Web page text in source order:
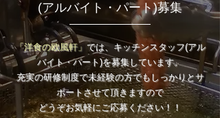
(アルバイト・パート)募集
「洋食の欧風軒」 では、キッチンスタッフ(アル
バイト・パート)を募集しています。
充実の研修制度で未経験の方でもしっかりとサ
ポートさせて頂きますので
どうぞお気軽にご応募ください！！